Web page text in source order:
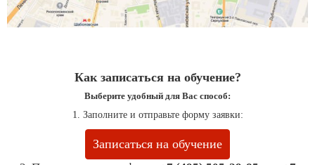
Как записаться на обучение?
Выберите удобный для Вас способ:
1. Заполните и отправьте форму заявки:
Записаться на обучение